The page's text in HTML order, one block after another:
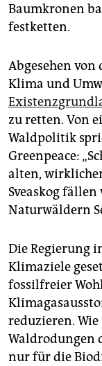
Baumkronen
festketten.
Abgesehen
Klima und
zu retten. Von
Waldpolitik
Greenpeace:
alten,
Sveaskog
Naturwäldern
Die Regierung
Klimaziele
fossilfreier
reduzieren.
Waldrodungen
nur für die